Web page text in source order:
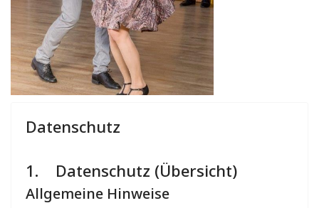
Datenschutz
1. Datenschutz (Übersicht)
Allgemeine Hinweise